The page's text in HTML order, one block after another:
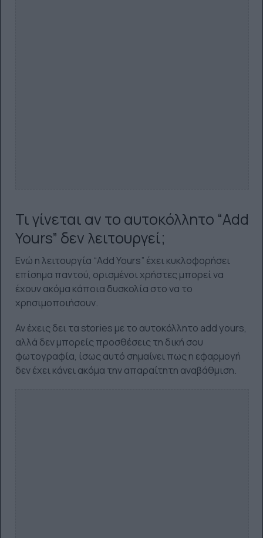
Τι γίνεται αν το αυτοκόλλητο “Add
Yours” δεν λειτουργεί;
Ενώ η λειτουργία “Add Yours” έχει κυκλοφορήσει
επίσημα παντού, ορισμένοι χρήστες μπορεί να
έχουν ακόμα κάποια δυσκολία στο να το
χρησιμοποιήσουν.
Αν έχεις δει τα stories με το αυτοκόλλητο add yours,
αλλά δεν μπορείς προσθέσεις τη δική σου
φωτογραφία, ίσως αυτό σημαίνει πως η εφαρμογή
δεν έχει κάνει ακόμα την απαραίτητη αναβάθμιση.